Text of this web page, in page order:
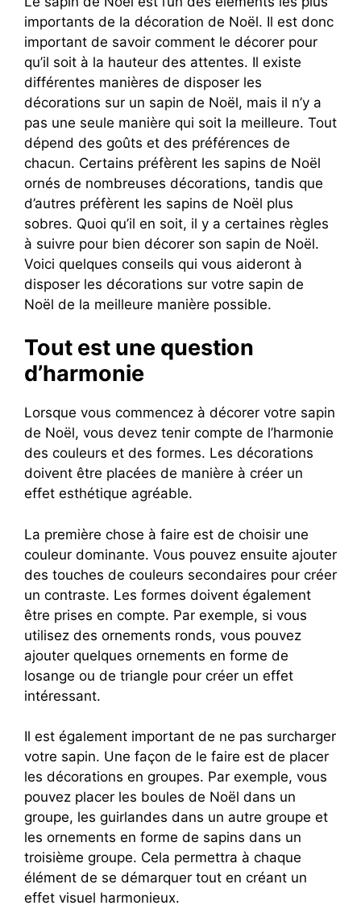
importants de la décoration de Noël. Il est donc
important de savoir comment le décorer pour
qu’il soit à la hauteur des attentes. Il existe
différentes manières de disposer les
décorations sur un sapin de Noël, mais il n’y a
pas une seule manière qui soit la meilleure. Tout
dépend des goûts et des préférences de
chacun. Certains préfèrent les sapins de Noël
ornés de nombreuses décorations, tandis que
d’autres préfèrent les sapins de Noël plus
sobres. Quoi qu’il en soit, il y a certaines règles
à suivre pour bien décorer son sapin de Noël.
Voici quelques conseils qui vous aideront à
disposer les décorations sur votre sapin de
Noël de la meilleure manière possible.
Tout est une question
d’harmonie
Lorsque vous commencez à décorer votre sapin
de Noël, vous devez tenir compte de l’harmonie
des couleurs et des formes. Les décorations
doivent être placées de manière à créer un
effet esthétique agréable.
La première chose à faire est de choisir une
couleur dominante. Vous pouvez ensuite ajouter
des touches de couleurs secondaires pour créer
un contraste. Les formes doivent également
être prises en compte. Par exemple, si vous
utilisez des ornements ronds, vous pouvez
ajouter quelques ornements en forme de
losange ou de triangle pour créer un effet
intéressant.
Il est également important de ne pas surcharger
votre sapin. Une façon de le faire est de placer
les décorations en groupes. Par exemple, vous
pouvez placer les boules de Noël dans un
groupe, les guirlandes dans un autre groupe et
les ornements en forme de sapins dans un
troisième groupe. Cela permettra à chaque
élément de se démarquer tout en créant un
effet visuel harmonieux.